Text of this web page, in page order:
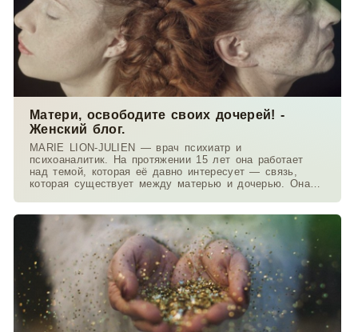
Матери, освободите своих дочерей! -
Женский блог.
MARIE LION-JULIEN — врач психиатр и
психоаналитик. На протяжении 15 лет она работает
над темой, которая её давно интересует — связь,
которая существует между матерью и дочерью. Она